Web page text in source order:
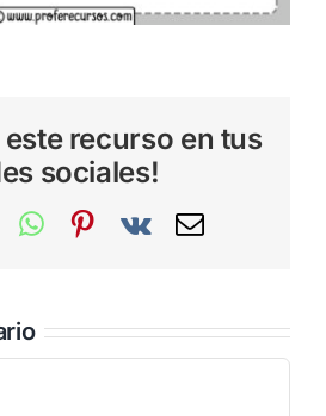
este recurso en tus
sociales!
WhatsAppPinterest
Vk
Correo